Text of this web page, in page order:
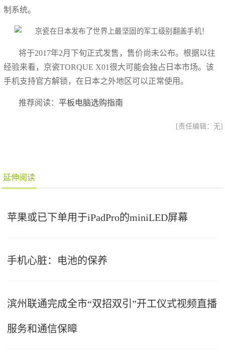
制系统。
将于2017年2月下旬正式发售，售价尚未公布。根据以往
经验来看，京瓷TORQUE X01很大可能会独占日本市场。该
手机支持官方解锁，在日本之外地区可以正常使用。
推荐阅读：平板电脑选购指南
[责任编辑：无]
延伸阅读
苹果或已下单用于iPadPro的miniLED屏幕
手机心脏：电池的保养
滨州联通完成全市“双招双引”开工仪式视频直播
服务和通信保暲